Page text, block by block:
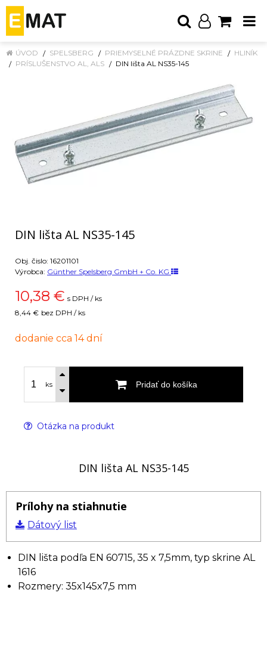
ÚVOD SPELSBERG PRIEMYSELNÉ PRÁZDNE SKRINE
HLINÍK
PRÍSLUŠENSTVO AL, ALS
DIN lišta AL NS35-145
DIN lišta AL NS35-145
Obj. čislo: 16201101
Výrobca: Günther Spelsberg GmbH + Co. KG
10,38 € s DPH / ks
8,44 € bez DPH / ks
dodanie cca 14 dní
ks Pridať do košíka
Otázka na produkt
DIN lišta AL NS35-145
Prílohy na stiahnutie
Dátový list
DIN lišta podľa EN 60715, 35 x 7,5mm, typ skrine AL
1616
Rozmery: 35x145x7,5 mm